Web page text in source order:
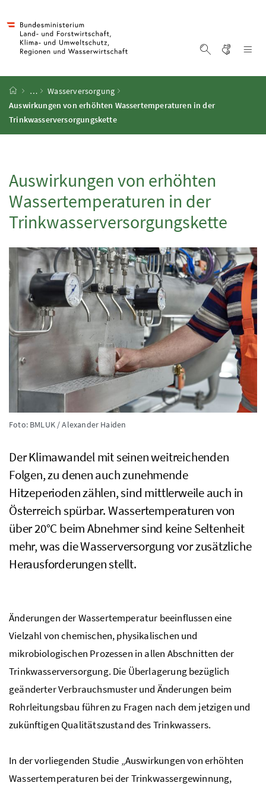
Startseite
…
Wasserversorgung
Auswirkungen von erhöhten Wassertemperaturen in der
Trinkwasserversorgungskette
Auswirkungen von erhöhten
Wassertemperaturen in der
Trinkwasserversorgungskette
Foto: BMLUK / Alexander Haiden
Der Klimawandel mit seinen weitreichenden
Folgen, zu denen auch zunehmende
Hitzeperioden zählen, sind mittlerweile auch in
Österreich spürbar. Wassertemperaturen von
über 20°C ​​​​​​​ beim Abnehmer sind keine Seltenheit
mehr, was die Wasserversorgung vor zusätzliche
Herausforderungen stellt.
Änderungen der Wassertemperatur beeinflussen eine
Vielzahl von chemischen, physikalischen und
mikrobiologischen Prozessen in allen Abschnitten der
Trinkwasserversorgung. Die Überlagerung bezüglich
geänderter Verbrauchsmuster und Änderungen beim
Rohrleitungsbau führen zu Fragen nach dem jetzigen und
zukünftigen Qualitätszustand des Trinkwassers.
In der vorliegenden Studie „Auswirkungen von erhöhten
Wassertemperaturen bei der Trinkwassergewinnung,